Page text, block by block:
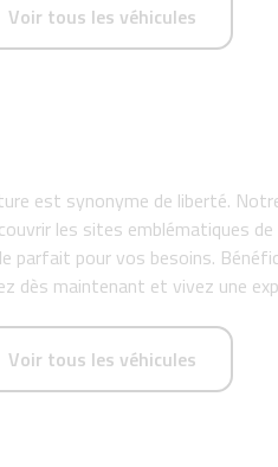
Voir tous les véhicules
est synonyme de liberté.
les sites emblématiques
parfait pour vos besoins.
maintenant et vivez une
Voir tous les véhicules